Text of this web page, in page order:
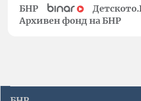
БНР
Архивен фонд на БНР